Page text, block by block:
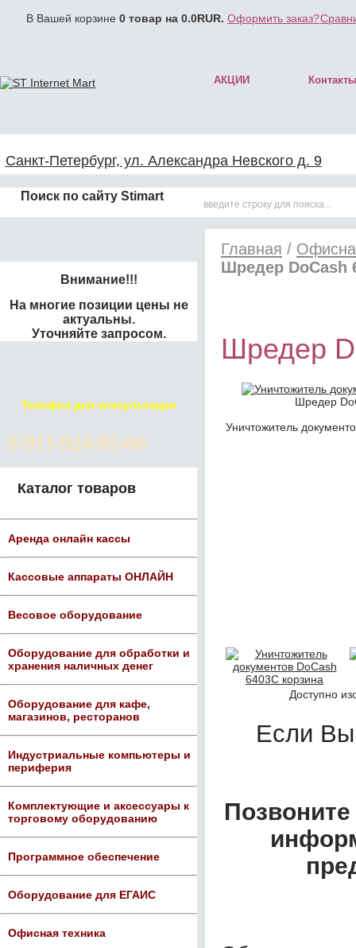
В Вашей корзине 0 товар на 0.0RUR. Оформить заказ?
АКЦИИ Контакты
Санкт-Петербург, ул. Александра Невского д. 9
Поиск по сайту Stimart
Внимание!!!
На многие позиции цены не
актуальны.
Уточняйте запросом.
Телефон для консультации
8-911-924-85-66
Каталог товаров
Аренда онлайн кассы
Кассовые аппараты ОНЛАЙН
Весовое оборудование
Оборудование для обработки и
хранения наличных денег
Оборудование для кафе,
магазинов, ресторанов
Индустриальные компьютеры и
периферия
Комплектующие и аксессуары к
торговому оборудованию
Программное обеспечение
Оборудование для ЕГАИС
Офисная техника
Главная /
Шредер DoCash
Шредер
Шредер
Уничтожитель
Доступно
Если